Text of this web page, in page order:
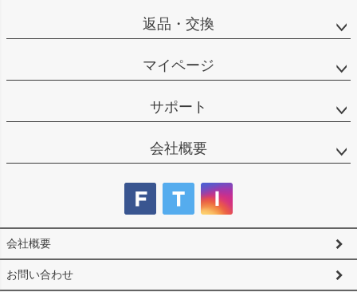
返品・交換
マイページ
サポート
会社概要
会社概要
お問い合わせ